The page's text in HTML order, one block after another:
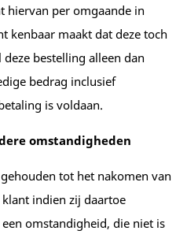
hiervan per omgaande in
kenbaar maakt dat deze toch
bestelling alleen dan
bedrag inclusief
is voldaan.
omstandigheden
tot het nakomen van
indien zij daartoe
omstandigheid, die niet is